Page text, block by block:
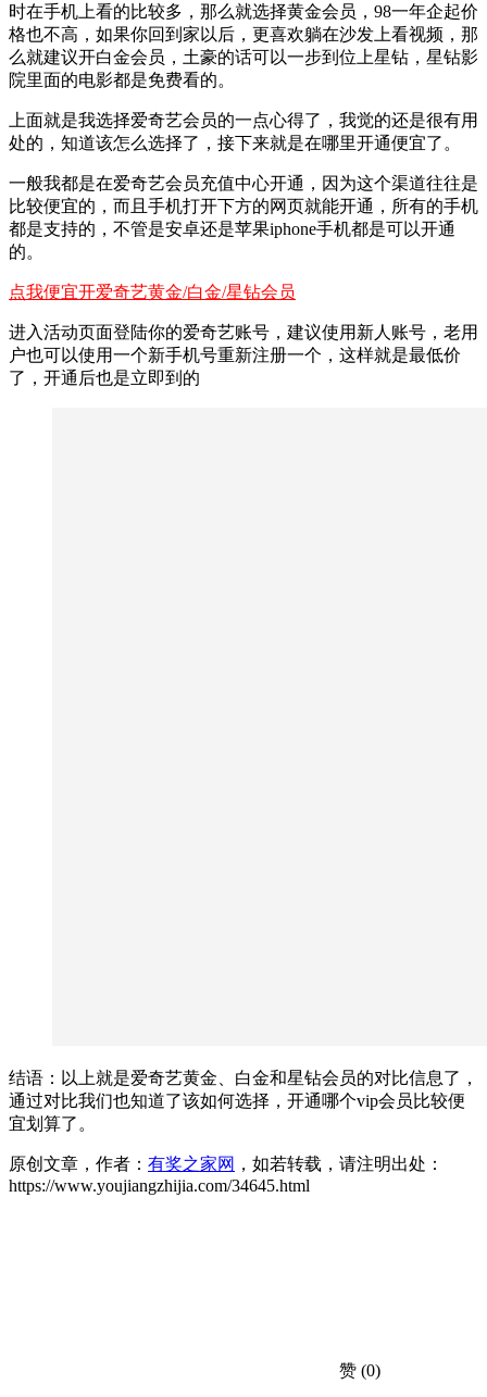
时在手机上看的比较多，那么就选择黄金会员，98一年企起价
格也不高，如果你回到家以后，更喜欢躺在沙发上看视频，那
么就建议开白金会员，土豪的话可以一步到位上星钻，星钻影
院里面的电影都是免费看的。
上面就是我选择爱奇艺会员的一点心得了，我觉的还是很有用
处的，知道该怎么选择了，接下来就是在哪里开通便宜了。
一般我都是在爱奇艺会员充值中心开通，因为这个渠道往往是
比较便宜的，而且手机打开下方的网页就能开通，所有的手机
都是支持的，不管是安卓还是苹果iphone手机都是可以开通
的。
点我便宜开爱奇艺黄金/白金/星钻会员
进入活动页面登陆你的爱奇艺账号，建议使用新人账号，老用
户也可以使用一个新手机号重新注册一个，这样就是最低价
了，开通后也是立即到的
结语：以上就是爱奇艺黄金、白金和星钻会员的对比信息了，
通过对比我们也知道了该如何选择，开通哪个vip会员比较便
宜划算了。
原创文章，作者： 有奖之家网 ，如若转载，请注明出处：
https://www.youjiangzhijia.com/34645.html
赞 (0)